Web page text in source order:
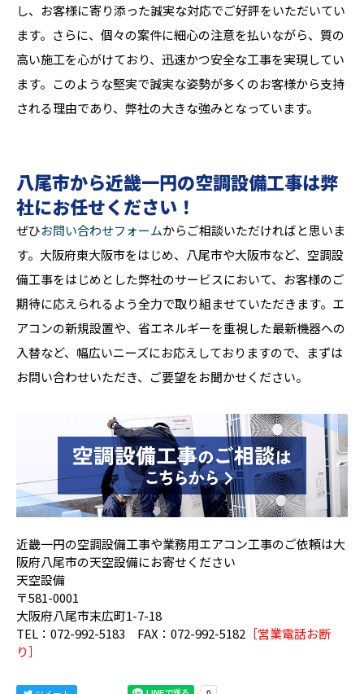
し、お客様に寄り添った誠実な対応でご好評をいただいてい
ます。さらに、個々の案件に細心の注意を払いながら、質の
高い施工を心がけており、迅速かつ安全な工事を実現してい
ます。このような堅実で誠実な姿勢が多くのお客様から支持
される理由であり、弊社の大きな強みとなっています。
八尾市から近畿一円の空調設備工事は弊
社にお任せください！
ぜひお問い合わせフォームからご相談いただければと思いま
す。大阪府東大阪市をはじめ、八尾市や大阪市など、空調設
備工事をはじめとした弊社のサービスにおいて、お客様のご
期待に応えられるよう全力で取り組ませていただきます。エ
アコンの新規設置や、省エネルギーを重視した最新機器への
入替など、幅広いニーズにお応えしておりますので、まずは
お問い合わせいただき、ご要望をお聞かせください。
近畿一円の空調設備工事や業務用エアコン工事のご依頼は大
阪府八尾市の天空設備にお寄せください
天空設備
〒581-0001
大阪府八尾市末広町1-7-18
TEL：072-992-5183 FAX：072-992-5182 ［営業電話お断
り］